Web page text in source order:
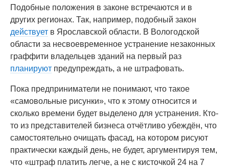
Подобные положения в законе встречаются и в
других регионах. Так, например, подобный закон
действует в Ярославской области. В Вологодской
области за несвоевременное устранение незаконных
граффити владельцев зданий на первый раз
планируют предупреждать, а не штрафовать.
Пока предприниматели не понимают, что такое
«самовольные рисунки», что к этому относится и
сколько времени будет выделено для устранения. Кто-
то из представителей бизнеса отчётливо убеждён, что
самостоятельно очищать фасад, на котором рисуют
практически каждый день, не будет, аргументируя тем,
что «штраф платить легче, а не с кисточкой 24 на 7